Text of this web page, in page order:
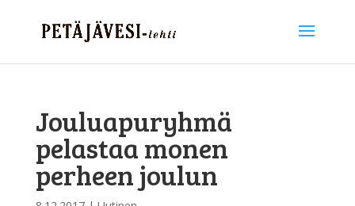
Jouluapuryhmä
pelastaa monen
perheen joulun